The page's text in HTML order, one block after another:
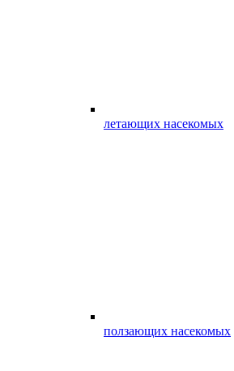
летающих насекомых
ползающих насекомых